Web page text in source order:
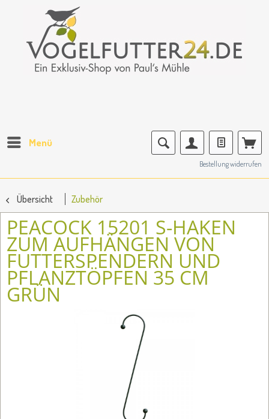
Menü
Bestellung widerrufen
Übersicht Zubehör
PEACOCK 15201 S-HAKEN
ZUM AUFHÄNGEN VON
FUTTERSPENDERN UND
PFLANZTÖPFEN 35 CM
GRÜN